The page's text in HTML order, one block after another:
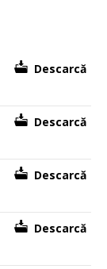
Descarcă
Descarcă
Descarcă
Descarcă